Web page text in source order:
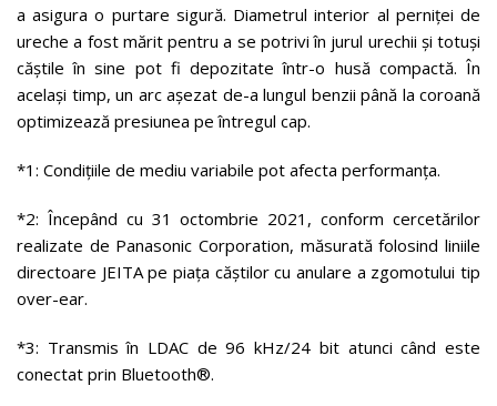
a asigura o purtare sigură. Diametrul interior al perniței de
ureche a fost mărit pentru a se potrivi în jurul urechii și totuși
căștile în sine pot fi depozitate într-o husă compactă. În
același timp, un arc așezat de-a lungul benzii până la coroană
optimizează presiunea pe întregul cap.
*1: Condițiile de mediu variabile pot afecta performanța.
*2: Începând cu 31 octombrie 2021, conform cercetărilor
realizate de Panasonic Corporation, măsurată folosind liniile
directoare JEITA pe piața căștilor cu anulare a zgomotului tip
over-ear.
*3: Transmis în LDAC de 96 kHz/24 bit atunci când este
conectat prin Bluetooth®.